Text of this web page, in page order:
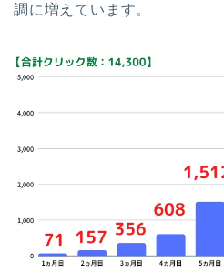
調に増えています。